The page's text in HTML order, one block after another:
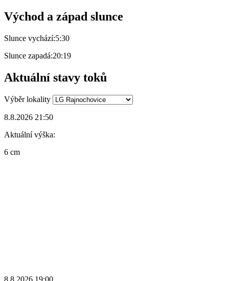
Východ a západ slunce
Slunce vychází:5:30
Slunce zapadá:20:19
Aktuální stavy toků
Výběr lokality
8.8.2026 21:50
Aktuální výška:
6 cm
8.8.2026 19:00